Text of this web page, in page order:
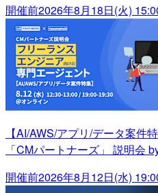
開催前2026年8月18日(火)
【AI/AWS/アプリ/データ案件
「CMパートナーズ」 説明会
開催前2026年8月12日(水)